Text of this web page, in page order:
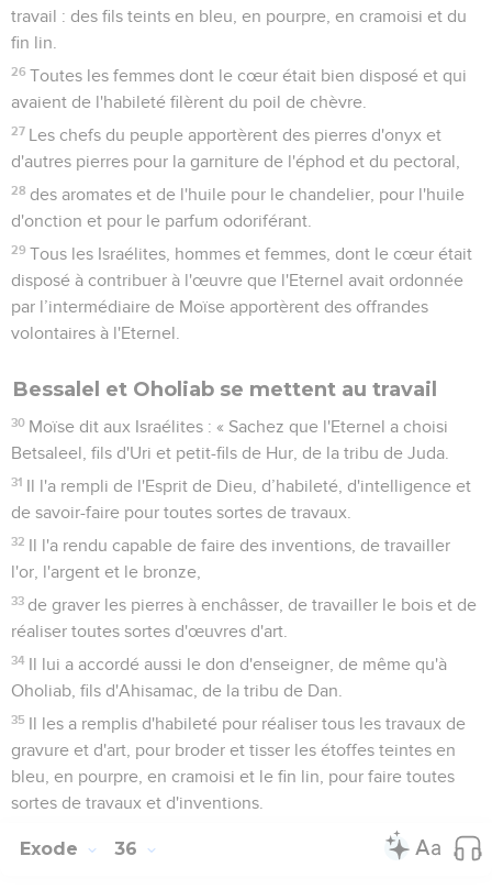
travail : des fils teints en bleu, en pourpre, en cramoisi et du
fin lin.
26 Toutes les femmes dont le cœur était bien disposé et qui
avaient de l'habileté filèrent du poil de chèvre.
27 Les chefs du peuple apportèrent des pierres d'onyx et
d'autres pierres pour la garniture de l'éphod et du pectoral,
28 des aromates et de l'huile pour le chandelier, pour l'huile
d'onction et pour le parfum odoriférant.
29 Tous les Israélites, hommes et femmes, dont le cœur était
disposé à contribuer à l'œuvre que l'Eternel avait ordonnée
par l’intermédiaire de Moïse apportèrent des offrandes
volontaires à l'Eternel.
Bessalel et Oholiab se mettent au travail
30 Moïse dit aux Israélites : « Sachez que l'Eternel a choisi
Betsaleel, fils d'Uri et petit-fils de Hur, de la tribu de Juda.
31 Il l'a rempli de l'Esprit de Dieu, d’habileté, d'intelligence et
de savoir-faire pour toutes sortes de travaux.
32 Il l'a rendu capable de faire des inventions, de travailler
l'or, l'argent et le bronze,
33 de graver les pierres à enchâsser, de travailler le bois et de
réaliser toutes sortes d'œuvres d'art.
34 Il lui a accordé aussi le don d'enseigner, de même qu'à
Oholiab, fils d'Ahisamac, de la tribu de Dan.
35 Il les a remplis d'habileté pour réaliser tous les travaux de
gravure et d'art, pour broder et tisser les étoffes teintes en
bleu, en pourpre, en cramoisi et le fin lin, pour faire toutes
sortes de travaux et d'inventions.
Exode 36